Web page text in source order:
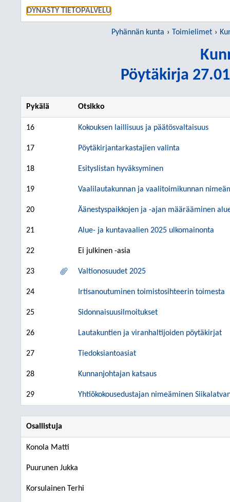
DYNASTY TIETOPALVELU
Pyhännän kunta Toimielimet
Pöytäkirja
Pykälä Otsikko
16 Kokouksen laillisuus ja päätösvaltaisuus
17 Pöytäkirjantarkastajien valinta
18 Esityslistan hyväksyminen
19 Vaalilautakunnan ja vaalitoimikunnan
20 Äänestyspaikkojen ja -ajan määrääminen
21 Alue- ja kuntavaalien 2025 ulkomainonta
22 Ei julkinen -asia
23 Valtionosuudet 2025
24 Irtisanoutuminen toimistosihteerin toimesta
25 Sidonnaisuusilmoitukset
26 Lautakuntien ja viranhaltijoiden pöytäkirjat
27 Tiedoksiantoasiat
28 Kunnanjohtajan katsaus
29 Yhtiökokousedustajan nimeäminen
Osallistuja
Konola Matti
Puurunen Jukka
Korsulainen Terhi